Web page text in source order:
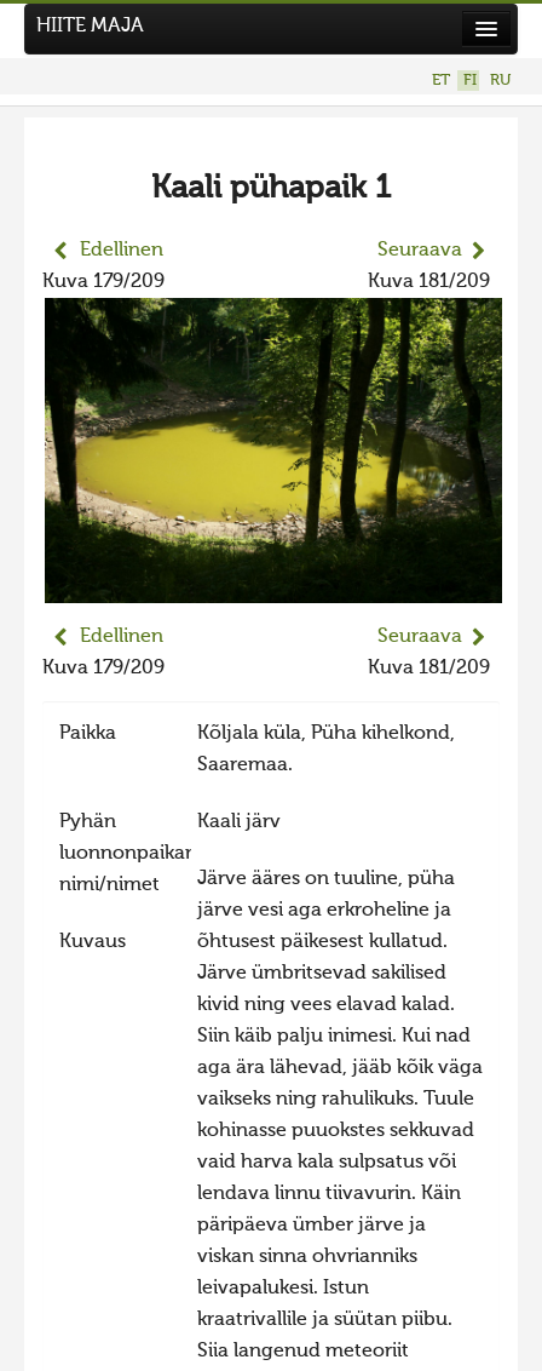
HIITE MAJA
ET FI RU
Kaali pühapaik 1
Edellinen
Kuva 179/209
Seuraava
Kuva 181/209
Edellinen
Kuva 179/209
Seuraava
Kuva 181/209
Paikka
Kõljala küla, Püha kihelkond,
Saaremaa.
Pyhän
luonnonpaikan
nimi/nimet
Kaali järv
Kuvaus
Järve ääres on tuuline, püha
järve vesi aga erkroheline ja
õhtusest päikesest kullatud.
Järve ümbritsevad sakilised
kivid ning vees elavad kalad.
Siin käib palju inimesi. Kui nad
aga ära lähevad, jääb kõik väga
vaikseks ning rahulikuks. Tuule
kohinasse puuokstes sekkuvad
vaid harva kala sulpsatus või
lendava linnu tiivavurin. Käin
päripäeva ümber järve ja
viskan sinna ohvrianniks
leivapalukesi. Istun
kraatrivallile ja süütan piibu.
Siia langenud meteoriit